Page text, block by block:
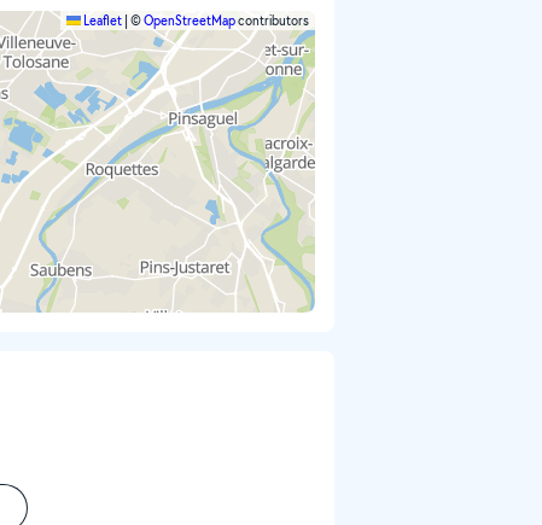
Leaflet ©OpenStreetMapcontributors